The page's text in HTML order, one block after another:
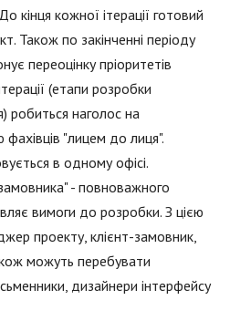
кінця кожної ітерації готовий
Також по закінченні періоду
переоцінку пріоритетів
(етапи розробки
робиться наголос на
"лицем до лиця".
в одному офісі.
- повноважного
вимоги до розробки. З цією
проекту, клієнт-замовник,
можуть перебувати
дизайнери інтерфейсу